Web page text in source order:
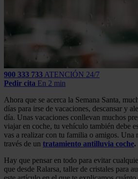
900 333 733 ATENCIÓN 24/7
Pedir cita En 2 min
Ahora que se acerca la Semana Santa,
días para irse de vacaciones, descansar y
día. Unas vacaciones conllevan muchos
viajar en coche, tu vehículo también debe
vas a realizar con tu familia o amigos. Una
través de un tratamiento antilluvia coche.
Hay que pensar en todo para evitar
que desde Ralarsa, taller de cristales para